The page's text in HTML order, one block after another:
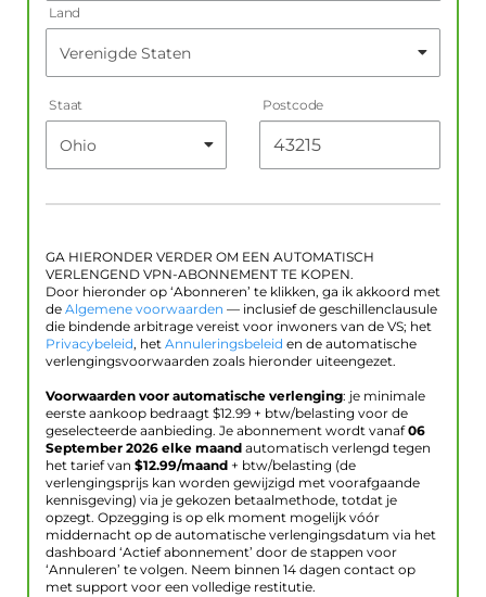
Land
Staat Postcode
GA HIERONDER VERDER OM EEN AUTOMATISCH
VERLENGEND VPN-ABONNEMENT TE KOPEN.
Door hieronder op ‘Abonneren’ te klikken, ga ik akkoord met
de Algemene voorwaarden — inclusief de geschillenclausule
die bindende arbitrage vereist voor inwoners van de VS; het
Privacybeleid, het Annuleringsbeleid en de automatische
verlengingsvoorwaarden zoals hieronder uiteengezet.
Voorwaarden voor automatische verlenging: je minimale
eerste aankoop bedraagt $12.99 + btw/belasting voor de
geselecteerde aanbieding. Je abonnement wordt vanaf06
September 2026 elke maand automatisch verlengd tegen
het tarief van $12.99/maand + btw/belasting (de
verlengingsprijs kan worden gewijzigd met voorafgaande
kennisgeving) via je gekozen betaalmethode, totdat je
opzegt. Opzegging is op elk moment mogelijk vóór
middernacht op de automatische verlengingsdatum via het
dashboard ‘Actief abonnement’ door de stappen voor
‘Annuleren’ te volgen. Neem binnen 14 dagen contact op
met support voor een volledige restitutie.